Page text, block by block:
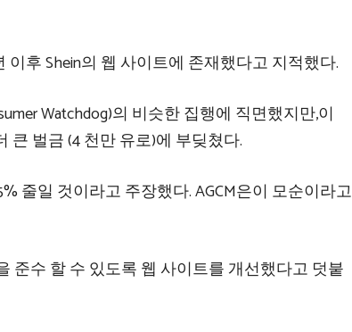
후 Shein의 웹 사이트에 존재했다고 지적했다.
Watchdog)의 비슷한 집행에 직면했지만,이
벌금 (4 천만 유로)에 부딪쳤다.
줄일 것이라고 주장했다. AGCM은이 모순이라고
준수 할 수 있도록 웹 사이트를 개선했다고 덧붙